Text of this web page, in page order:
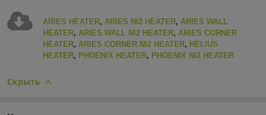
ARIES HEATER, ARIES NI2 HEATER, ARIES WALL
HEATER, ARIES WALL NI2 HEATER, ARIES CORNER
HEATER, ARIES CORNER NI2 HEATER, HELIUS
HEATER, PHOENIX HEATER, PHOENIX NI2 HEATER
Скрыть